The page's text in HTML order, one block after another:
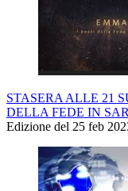
STASERA ALLE 21
DELLA FEDE IN
Edizione del 25 feb